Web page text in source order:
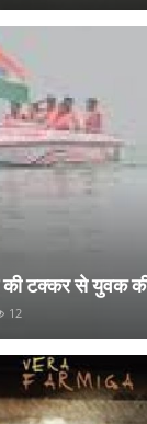
की टक्कर से युवक
12